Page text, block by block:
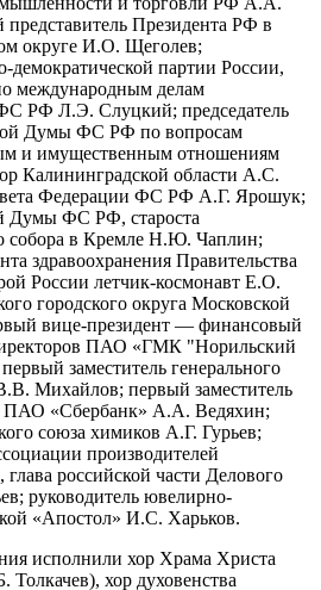
Президента РФ в
округе И.О. Щеголев;
демократической партии России,
международным делам
РФ Л.Э. Слуцкий; председатель
Думы ФС РФ по вопросам
и имущественным отношениям
Калининградской области А.С.
Федерации ФС РФ А.Г. Ярошук;
Думы ФС РФ, староста
собора в Кремле Н.Ю. Чаплин;
здравоохранения Правительства
России летчик-космонавт Е.О.
городского округа Московской
вице-президент — финансовый
ПАО «ГМК "Норильский
заместитель генерального
Михайлов; первый заместитель
ПАО «Сбербанк» А.А. Ведяхин;
союза химиков А.Г. Гурьев;
производителей
российской части Делового
руководитель ювелирно-
«Апостол» И.С. Харьков.
исполнили хор Храма Христа
хор духовенства